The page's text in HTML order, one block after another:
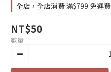
全店，全店消費 滿$799 免運費
NT$50
數量